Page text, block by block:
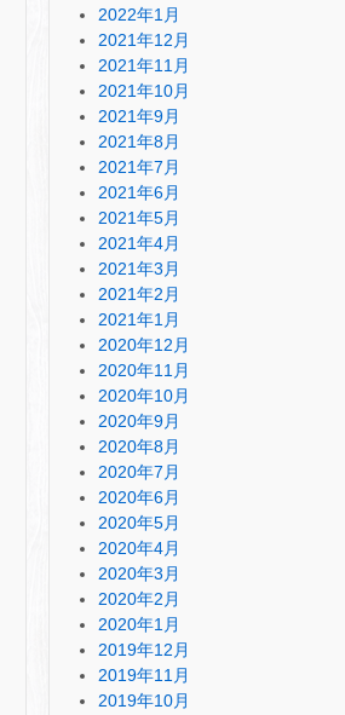
2022年1月
2021年12月
2021年11月
2021年10月
2021年9月
2021年8月
2021年7月
2021年6月
2021年5月
2021年4月
2021年3月
2021年2月
2021年1月
2020年12月
2020年11月
2020年10月
2020年9月
2020年8月
2020年7月
2020年6月
2020年5月
2020年4月
2020年3月
2020年2月
2020年1月
2019年12月
2019年11月
2019年10月